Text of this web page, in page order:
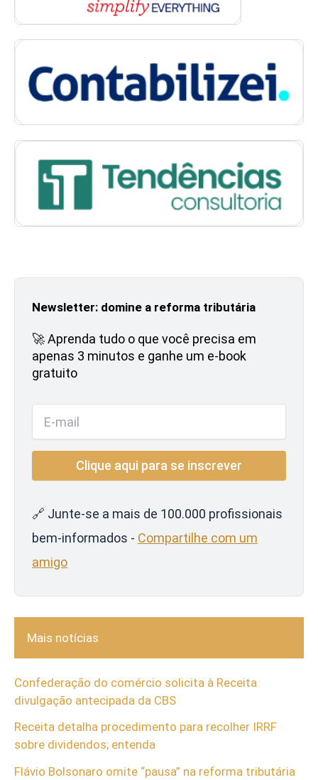
Newsletter: domine a reforma tributária
🚀 Aprenda tudo o que você precisa em
apenas 3 minutos e ganhe um e-book
gratuito
🔗 Junte-se a mais de 100.000 profissionais
bem-informados - Compartilhe com um
amigo
Mais notícias
Confederação do comércio solicita à Receita
divulgação antecipada da CBS
Receita detalha procedimento para recolher IRRF
sobre dividendos; entenda
Flávio Bolsonaro omite “pausa” na reforma tributária